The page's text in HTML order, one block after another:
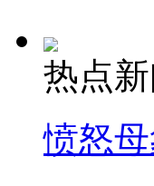
热点
愤怒